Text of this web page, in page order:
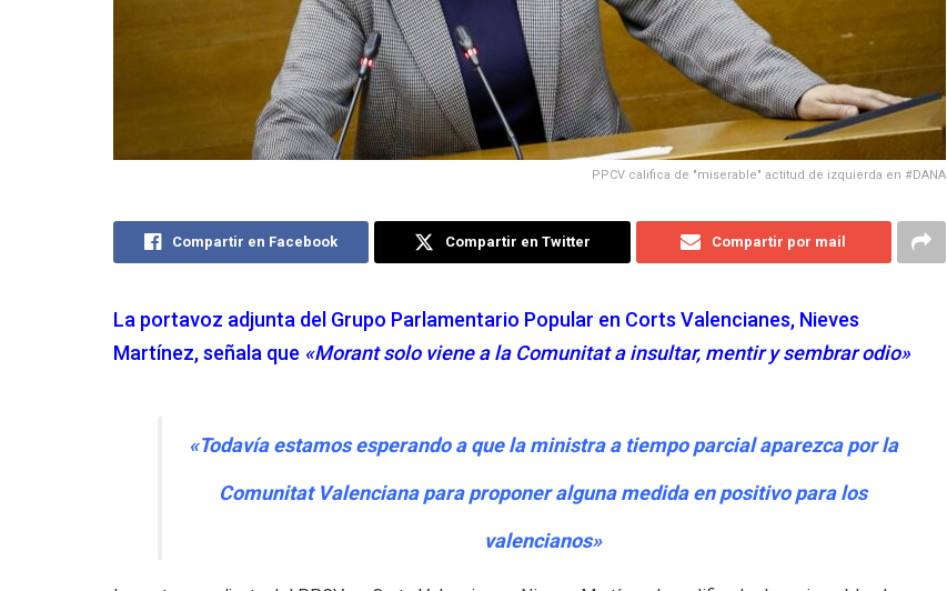
PPCV califica de "miserable" actitud de izquierda en #DANA
Compartir en Facebook Compartir en Twitter Compartir por mail
La portavoz adjunta del Grupo Parlamentario Popular en Corts Valencianes, Nieves
Martínez, señala que «Morant solo viene a la Comunitat a insultar, mentir y sembrar odio»
«Todavía estamos esperando a que la ministra a tiempo parcial aparezca por la
Comunitat Valenciana para proponer alguna medida en positivo para los
valencianos»